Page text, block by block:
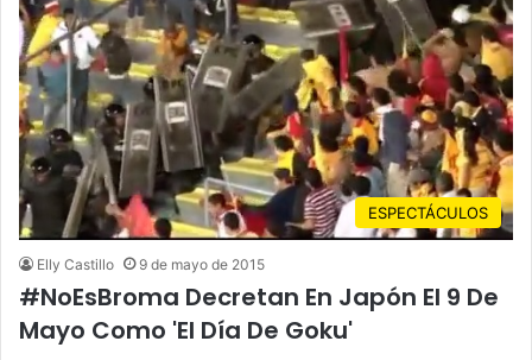
ESPECTÁCULOS
Elly Castillo 9 de mayo de 2015
#NoEsBroma Decretan En Japón El 9 De
Mayo Como 'El Día De Goku'